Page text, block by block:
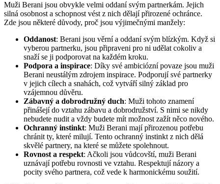
Muži Berani jsou obvykle velmi oddaní svým partnerkám. Jejich
silná osobnost a schopnost vést z nich dělají přirozené ochránce.
Zde jsou některé důvody, proč jsou výjimečnými manžely:
Oddanost: Berani jsou věrní a oddaní svým blízkým. Když si
vyberou partnerku, jsou připraveni pro ni udělat cokoliv a
snaží se ji podporovat na každém kroku.
Podpora a inspirace: Díky své ambiciózní povaze jsou muži
Berani neustálým zdrojem inspirace. Podporují své partnerky
v jejich cílech a snahách, což vytváří silný základ pro
vzájemnou důvěru.
Zábavný a dobrodružný duch: Muži tohoto znamení
přinášejí do vztahu zábavu a dobrodružství. S nimi se nikdy
nebudete nudit a vždy budete mít možnost zažít něco nového.
Ochranný instinkt: Muži Berani mají přirozenou potřebu
chránit ty, které milují. Tento ochranný instinkt z nich dělá
skvělé partnery, na které se můžete spolehnout.
Rovnost a respekt: Ačkoli jsou vůdcovští, muži Berani
uznávají potřebu rovnosti ve vztahu. Respektují názory a
pocity svého partnera, což vede k harmonickému soužití.